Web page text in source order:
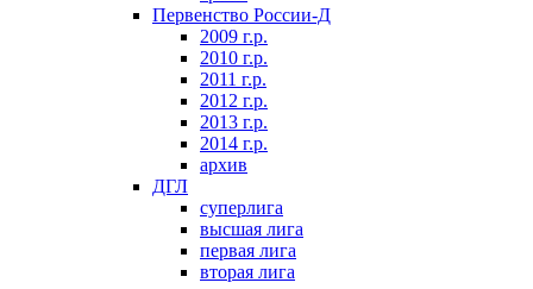
Первенство России-Д
2009 г.р.
2010 г.р.
2011 г.р.
2012 г.р.
2013 г.р.
2014 г.р.
архив
ДГЛ
суперлига
высшая лига
первая лига
вторая лига